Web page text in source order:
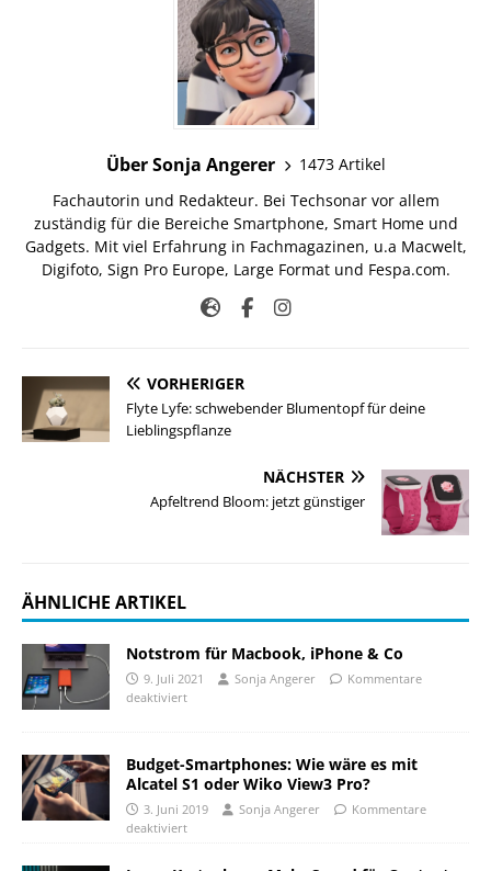
Über Sonja Angerer
1473 Artikel
Fachautorin und Redakteur. Bei Techsonar vor allem
zuständig für die Bereiche Smartphone, Smart Home und
Gadgets. Mit viel Erfahrung in Fachmagazinen, u.a Macwelt,
Digifoto, Sign Pro Europe, Large Format und Fespa.com.
VORHERIGER
Flyte Lyfe: schwebender Blumentopf für deine
Lieblingspflanze
NÄCHSTER
Apfeltrend Bloom: jetzt günstiger
ÄHNLICHE ARTIKEL
Notstrom für Macbook, iPhone & Co
9. Juli 2021 Sonja Angerer
Kommentare
deaktiviert
Budget-Smartphones: Wie wäre es mit
Alcatel S1 oder Wiko View3 Pro?
3. Juni 2019 Sonja Angerer
Kommentare
deaktiviert